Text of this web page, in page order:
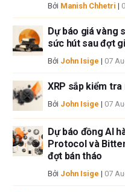
tin này. FXStreet và tác giả sẽ
thiếu sót hoặc bất kỳ tổn thất,
thông tin này và việc hiển thị
lỗi và thiếu sót.
Tác giả và FXStreet không phải
Bởi Manish Chhetri |
Dự báo giá vàng
sức hút sau đợt
Bởi John Isige | 07
XRP sắp kiểm
Bởi John Isige | 07
Dự báo đồng AI
Protocol và
đợt bán tháo
Bởi John Isige | 07